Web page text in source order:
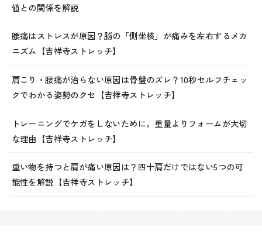
値との関係を解説
腰痛はストレスが原因？脳の「側坐核」が痛みを左右するメカ
ニズム【吉祥寺ストレッチ】
肩こり・腰痛が治らない原因は骨盤のズレ？10秒セルフチェッ
クでわかる姿勢のクセ【吉祥寺ストレッチ】
トレーニングでケガをしないために。重量よりフォームが大切
な理由【吉祥寺ストレッチ】
重い物を持つと肩が痛い原因は？四十肩だけではない5つの可
能性を解説【吉祥寺ストレッチ】